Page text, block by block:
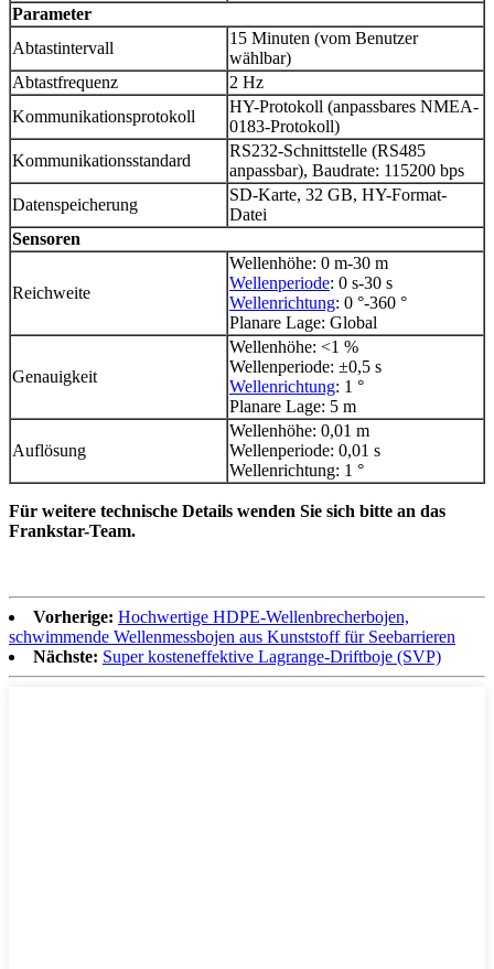
Parameter
Abtastintervall
15 Minuten (vom Benutzer
wählbar)
Abtastfrequenz
2 Hz
Kommunikationsprotokoll
HY-Protokoll (anpassbares NMEA-
0183-Protokoll)
Kommunikationsstandard
RS232-Schnittstelle (RS485
anpassbar), Baudrate: 115200 bps
Datenspeicherung
SD-Karte, 32 GB, HY-Format-
Datei
Sensoren
Reichweite
Wellenhöhe: 0 m-30 m
Wellenperiode: 0 s-30 s
Wellenrichtung: 0 °-360 °
Planare Lage: Global
Genauigkeit
Wellenhöhe: <1 %
Wellenperiode: ±0,5 s
Wellenrichtung: 1 °
Planare Lage: 5 m
Auflösung
Wellenhöhe: 0,01 m
Wellenperiode: 0,01 s
Wellenrichtung: 1 °
Für weitere technische Details wenden Sie sich bitte an das
Frankstar-Team.
Vorherige: Hochwertige HDPE-Wellenbrecherbojen,
schwimmende Wellenmessbojen aus Kunststoff für Seebarrieren
Nächste: Super kosteneffektive Lagrange-Driftboje (SVP)